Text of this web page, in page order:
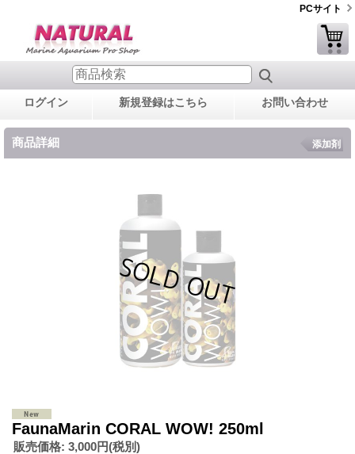
PCサイト
ログイン 新規登録はこちら お問い合わせ
商品詳細 添加剤
FaunaMarin CORAL WOW! 250ml
販売価格: 3,000円(税別)